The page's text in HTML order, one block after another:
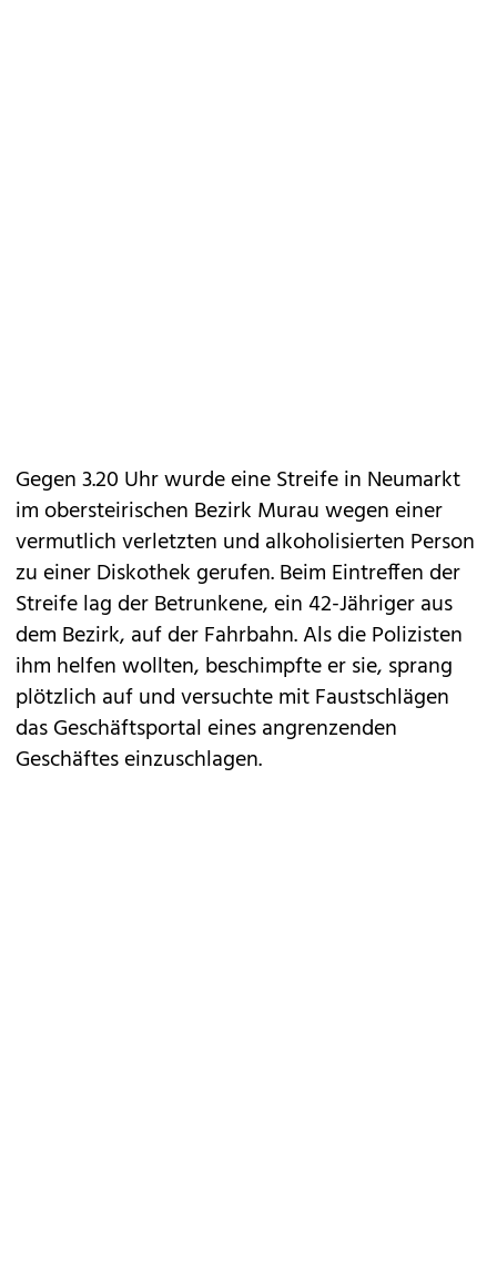
Gegen 3.20 Uhr wurde eine Streife in Neumarkt
im obersteirischen Bezirk Murau wegen einer
vermutlich verletzten und alkoholisierten Person
zu einer Diskothek gerufen. Beim Eintreffen der
Streife lag der Betrunkene, ein 42-Jähriger aus
dem Bezirk, auf der Fahrbahn. Als die Polizisten
ihm helfen wollten, beschimpfte er sie, sprang
plötzlich auf und versuchte mit Faustschlägen
das Geschäftsportal eines angrenzenden
Geschäftes einzuschlagen.